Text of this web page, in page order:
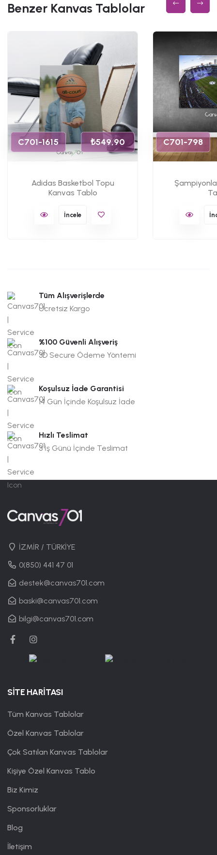
Benzer Kanvas Tablolar
C701-1615 ₺549,90
Adidas Basketbol Topu
Kanvas Tablo
İncele
C701-798
Tüm Alışverişlerde
Ücretsiz Kargo
%100 Güvenli Alışveriş
3D Secure Ödeme Yöntemi
Koşulsuz İade Garantisi
14 Gün İçinde Koşulsuz İade
Hızlı Teslimat
3 İş Günü İçinde Teslimat
İZMİR / TÜRKİYE
0(850) 441 47 01
destek@canvas701.com
baski@canvas701.com
bilgi@canvas701.com
SİTE HARİTASI
Tüm Kanvas Tablolar
Özel Kanvas Tablolar
Çok Satılan Kanvas Tablolar
Kişiye Özel Kanvas Tablo
Biz Kimiz
Sponsorluklar
Blog
İletişim